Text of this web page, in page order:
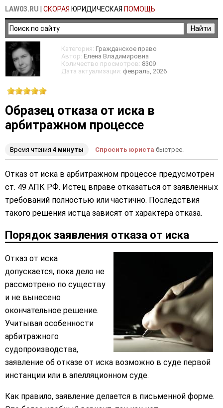
LAW03.RU СКОРАЯ ЮРИДИЧЕСКАЯ ПОМОЩЬ
Категория: Гражданское право
Автор: Елена Владимировна
Количество просмотров: 8309
Дата актуализации: февраль, 2026
Образец отказа от иска в
арбитражном процессе
Время чтения 4 минуты Спросить юриста быстрее.
Отказ от иска в арбитражном процессе предусмотрен
ст. 49 АПК РФ. Истец вправе отказаться от заявленных
требований полностью или частично. Последствия
такого решения истца зависят от характера отказа.
Порядок заявления отказа от иска
Отказ от иска
допускается, пока дело не
рассмотрено по существу
и не вынесено
окончательное решение.
Учитывая особенности
арбитражного
судопроизводства,
заявление об отказе от иска возможно в суде первой
инстанции или в апелляционном суде.
Как правило, заявление делается в письменной форме.